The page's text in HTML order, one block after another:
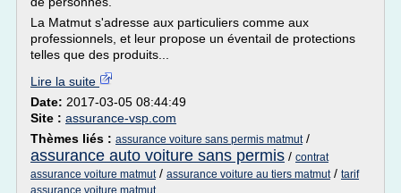
La Matmut s'adresse aux particuliers comme aux
professionnels, et leur propose un éventail de protections
telles que des produits...
Lire la suite
Date: 2017-03-05 08:44:49
Site : assurance-vsp.com
Thèmes liés : assurance voiture sans permis matmut/
assurance auto voiture sans permis / contrat
assurance voiture matmut/ assurance voiture au tiers matmut/ tarif
assurance voiture matmut